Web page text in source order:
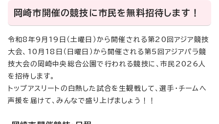
岡崎市開催の競技に市民を無料招待します！
令和8年9月19日（土曜日）から開催される第20回アジア競技
大会、10月18日（日曜日）から開催される第5回アジアパラ競
技大会の岡崎中央総合公園で行われる競技に、市民2026人
を招待します。
トップアスリートの白熱した試合を生観戦して、選手・チームへ
声援を届けて、みんなで盛り上げましょう！！